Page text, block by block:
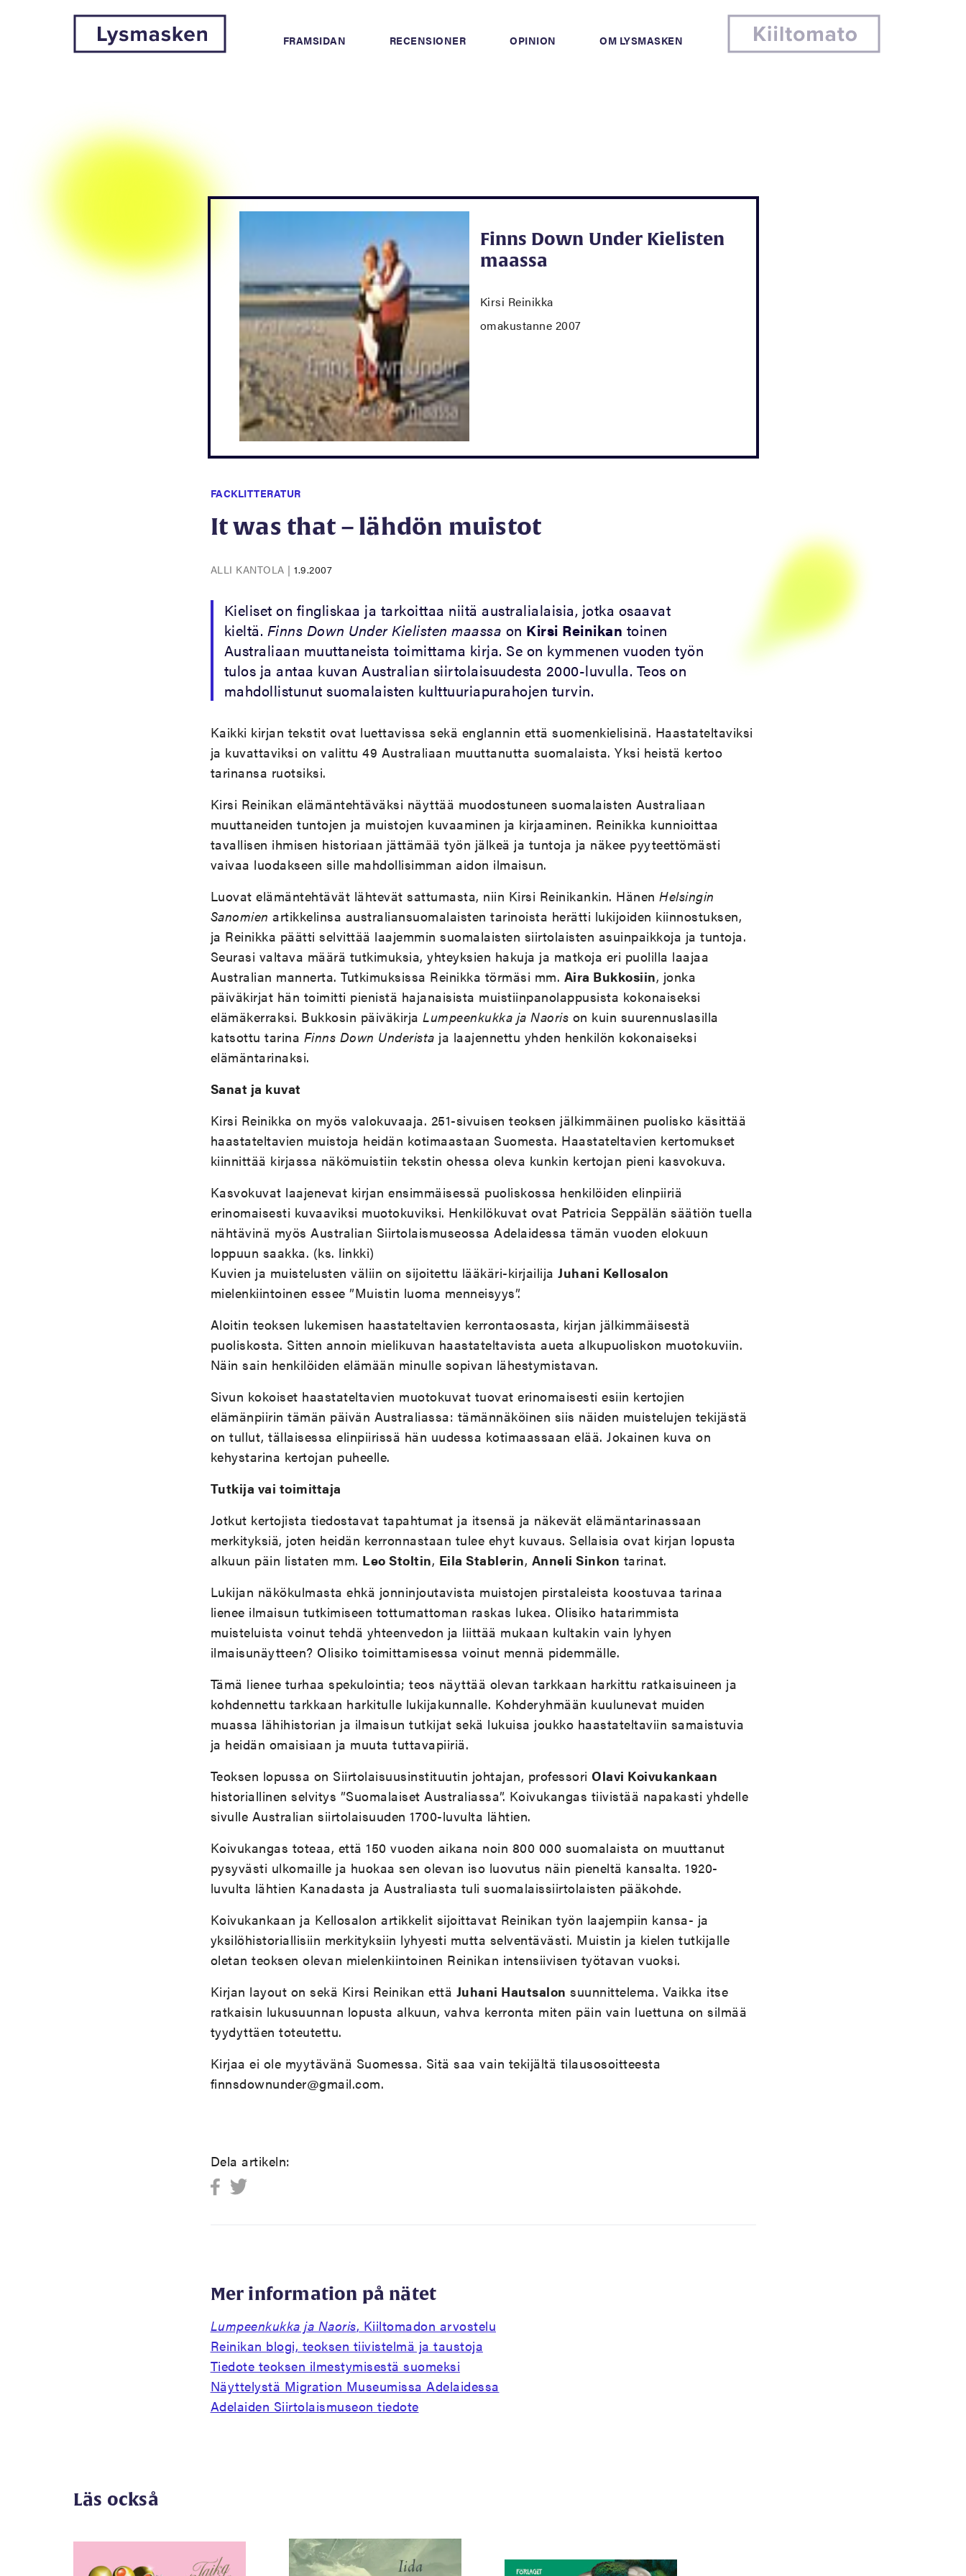
FRAMSIDAN RECENSIONER OPINION OM LYSMASKEN
Finns Down Under Kielisten
maassa
Kirsi Reinikka
omakustanne 2007
FACKLITTERATUR
It was that – lähdön muistot
ALLI KANTOLA | 1.9.2007
Kieliset on fingliskaa ja tarkoittaa niitä australialaisia, jotka osaavat
kieltä. Finns Down Under Kielisten maassa on Kirsi Reinikan toinen
Australiaan muuttaneista toimittama kirja. Se on kymmenen vuoden työn
tulos ja antaa kuvan Australian siirtolaisuudesta 2000-luvulla. Teos on
mahdollistunut suomalaisten kulttuuriapurahojen turvin.
Kaikki kirjan tekstit ovat luettavissa sekä englannin että suomenkielisinä. Haastateltaviksi
ja kuvattaviksi on valittu 49 Australiaan muuttanutta suomalaista. Yksi heistä kertoo
tarinansa ruotsiksi.
Kirsi Reinikan elämäntehtäväksi näyttää muodostuneen suomalaisten Australiaan
muuttaneiden tuntojen ja muistojen kuvaaminen ja kirjaaminen. Reinikka kunnioittaa
tavallisen ihmisen historiaan jättämää työn jälkeä ja tuntoja ja näkee pyyteettömästi
vaivaa luodakseen sille mahdollisimman aidon ilmaisun.
Luovat elämäntehtävät lähtevät sattumasta, niin Kirsi Reinikankin. Hänen Helsingin
Sanomien artikkelinsa australiansuomalaisten tarinoista herätti lukijoiden kiinnostuksen,
ja Reinikka päätti selvittää laajemmin suomalaisten siirtolaisten asuinpaikkoja ja tuntoja.
Seurasi valtava määrä tutkimuksia, yhteyksien hakuja ja matkoja eri puolilla laajaa
Australian mannerta. Tutkimuksissa Reinikka törmäsi mm. Aira Bukkosiin, jonka
päiväkirjat hän toimitti pienistä hajanaisista muistiinpanolappusista kokonaiseksi
elämäkerraksi. Bukkosin päiväkirja Lumpeenkukka ja Naoris on kuin suurennuslasilla
katsottu tarina Finns Down Underista ja laajennettu yhden henkilön kokonaiseksi
elämäntarinaksi.
Sanat ja kuvat
Kirsi Reinikka on myös valokuvaaja. 251-sivuisen teoksen jälkimmäinen puolisko käsittää
haastateltavien muistoja heidän kotimaastaan Suomesta. Haastateltavien kertomukset
kiinnittää kirjassa näkömuistiin tekstin ohessa oleva kunkin kertojan pieni kasvokuva.
Kasvokuvat laajenevat kirjan ensimmäisessä puoliskossa henkilöiden elinpiiriä
erinomaisesti kuvaaviksi muotokuviksi. Henkilökuvat ovat Patricia Seppälän säätiön tuella
nähtävinä myös Australian Siirtolaismuseossa Adelaidessa tämän vuoden elokuun
loppuun saakka. (ks. linkki)
Kuvien ja muistelusten väliin on sijoitettu lääkäri-kirjailija Juhani Kellosalon
mielenkiintoinen essee ”Muistin luoma menneisyys”.
Aloitin teoksen lukemisen haastateltavien kerrontaosasta, kirjan jälkimmäisestä
puoliskosta. Sitten annoin mielikuvan haastateltavista aueta alkupuoliskon muotokuviin.
Näin sain henkilöiden elämään minulle sopivan lähestymistavan.
Sivun kokoiset haastateltavien muotokuvat tuovat erinomaisesti esiin kertojien
elämänpiirin tämän päivän Australiassa: tämännäköinen siis näiden muistelujen tekijästä
on tullut, tällaisessa elinpiirissä hän uudessa kotimaassaan elää. Jokainen kuva on
kehystarina kertojan puheelle.
Tutkija vai toimittaja
Jotkut kertojista tiedostavat tapahtumat ja itsensä ja näkevät elämäntarinassaan
merkityksiä, joten heidän kerronnastaan tulee ehyt kuvaus. Sellaisia ovat kirjan lopusta
alkuun päin listaten mm. Leo Stoltin, Eila Stablerin, Anneli Sinkon tarinat.
Lukijan näkökulmasta ehkä jonninjoutavista muistojen pirstaleista koostuvaa tarinaa
lienee ilmaisun tutkimiseen tottumattoman raskas lukea. Olisiko hatarimmista
muisteluista voinut tehdä yhteenvedon ja liittää mukaan kultakin vain lyhyen
ilmaisunäytteen? Olisiko toimittamisessa voinut mennä pidemmälle.
Tämä lienee turhaa spekulointia; teos näyttää olevan tarkkaan harkittu ratkaisuineen ja
kohdennettu tarkkaan harkitulle lukijakunnalle. Kohderyhmään kuulunevat muiden
muassa lähihistorian ja ilmaisun tutkijat sekä lukuisa joukko haastateltaviin samaistuvia
ja heidän omaisiaan ja muuta tuttavapiiriä.
Teoksen lopussa on Siirtolaisuusinstituutin johtajan, professori Olavi Koivukankaan
historiallinen selvitys ”Suomalaiset Australiassa”. Koivukangas tiivistää napakasti yhdelle
sivulle Australian siirtolaisuuden 1700-luvulta lähtien.
Koivukangas toteaa, että 150 vuoden aikana noin 800 000 suomalaista on muuttanut
pysyvästi ulkomaille ja huokaa sen olevan iso luovutus näin pieneltä kansalta. 1920-
luvulta lähtien Kanadasta ja Australiasta tuli suomalaissiirtolaisten pääkohde.
Koivukankaan ja Kellosalon artikkelit sijoittavat Reinikan työn laajempiin kansa- ja
yksilöhistoriallisiin merkityksiin lyhyesti mutta selventävästi. Muistin ja kielen tutkijalle
oletan teoksen olevan mielenkiintoinen Reinikan intensiivisen työtavan vuoksi.
Kirjan layout on sekä Kirsi Reinikan että Juhani Hautsalon suunnittelema. Vaikka itse
ratkaisin lukusuunnan lopusta alkuun, vahva kerronta miten päin vain luettuna on silmää
tyydyttäen toteutettu.
Kirjaa ei ole myytävänä Suomessa. Sitä saa vain tekijältä tilausosoitteesta
finnsdownunder@gmail.com.
Dela artikeln:
Mer information på nätet
Lumpeenkukka ja Naoris, Kiiltomadon arvostelu
Reinikan blogi, teoksen tiivistelmä ja taustoja
Tiedote teoksen ilmestymisestä suomeksi
Näyttelystä Migration Museumissa Adelaidessa
Adelaiden Siirtolaismuseon tiedote
Läs också